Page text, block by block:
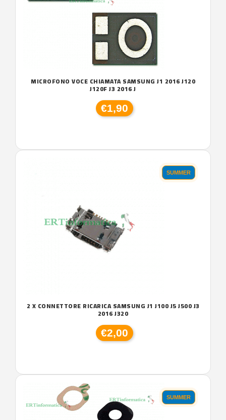
MICROFONO VOCE CHIAMATA SAMSUNG J1 2016 J120
J120F J3 2016 J
€1,90
SUMMER
2 X CONNETTORE RICARICA SAMSUNG J1 J100 J5 J500 J3
2016 J320
€2,00
SUMMER